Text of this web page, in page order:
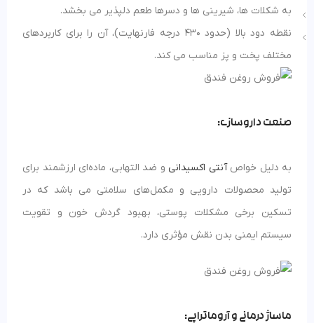
به شکلات ها، شیرینی ها و دسرها طعم دلپذیر می بخشد.
نقطه دود بالا (حدود 430 درجه فارنهایت)، آن را برای کاربردهای
مختلف پخت و پز مناسب می کند.
صنعت داروسازی:
به دلیل خواصآنتی‌ اکسیدانی و ضد التهابی، ماده‌ای ارزشمند برای
تولید محصولات دارویی و مکمل‌های سلامتی می باشد که در
تسکین برخی مشکلات پوستی، بهبود گردش خون و تقویت
سیستم ایمنی بدن نقش مؤثری دارد.
ماساژ درمانی و آروماتراپی: